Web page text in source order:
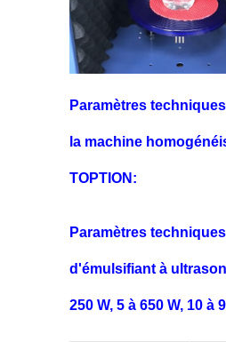
Paramètres
la machine
TOPTION:
Paramètres
d'émulsifiant à
250 W, 5 à 650 W, 10 à